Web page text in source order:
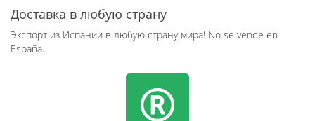
Доставка в любую страну
Экспорт из Испании в любую страну мира! No se vende en
España.